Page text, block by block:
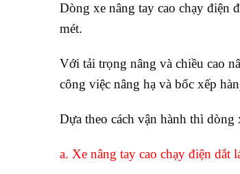
Dòng xe nâng tay cao chạy điện
mét.
Với tải trọng nâng và chiều cao
công việc nâng hạ và bốc xếp
Dựa theo cách vận hành thì
a. Xe nâng tay cao chạy điện dắt